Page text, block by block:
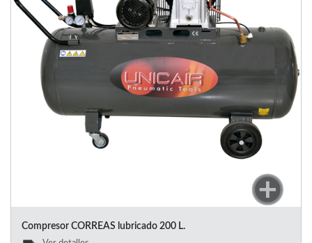
Compresor CORREAS lubricado 200 L.